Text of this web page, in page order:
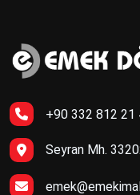
+90 332 812 21
Seyran Mh.